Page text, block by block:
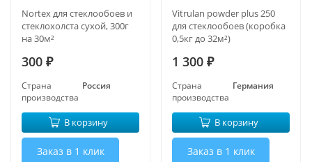
Nortex для стеклообоев и
стеклохолста сухой, 300г
на 30м²
300 ₽
Страна
производства
Россия
В корзину
Заказ в 1 клик
Vitrulan powder plus 250
для стеклообоев (коробка
0,5кг до 32м²)
1 300 ₽
Страна
производства
Германия
В корзину
Заказ в 1 клик